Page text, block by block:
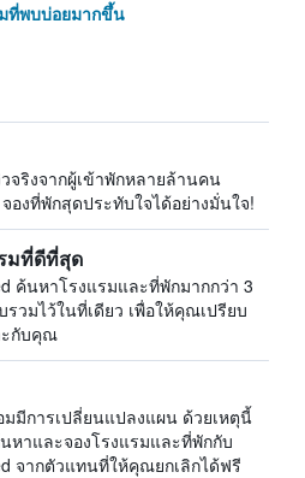
ที่พบบ่อยมากขึ้น
จริงจากผู้เข้าพักหลายล้านคน
องที่พักสุดประทับใจได้อย่างมั่นใจ!
มที่ดีที่สุด
ค้นหาโรงแรมและที่พักมากกว่า 3
วมไว้ในที่เดียว เพื่อให้คุณเปรียบ
ะกับคุณ
มมีการเปลี่ยนแปลงแผน ด้วยเหตุนี้
หาและจองโรงแรมและที่พักกับ
จากตัวแทนที่ให้คุณยกเลิกได้ฟรี